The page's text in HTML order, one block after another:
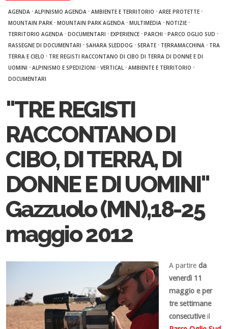
AGENDA ·ALPINISMO AGENDA ·AMBIENTE E TERRITORIO ·AREE PROTETTE ·
MOUNTAIN PARK ·MOUNTAIN PARK AGENDA ·MULTIMEDIA ·NOTIZIE ·
TERRITORIO AGENDA ·DOCUMENTARI ·EXPERIENCE ·PARCHI ·PARCO OGLIO SUD ·
RASSEGNE DI DOCUMENTARI ·SAHARA SLEDDOG ·SERATE · TERRAMACCHINA · TRA
TERRA E CIELO · TRE REGISTI RACCONTANO DI CIBO DI TERRA DI DONNE E DI
UOMINI ·ALPINISMO E SPEDIZIONI ·VERTICAL ·AMBIENTE E TERRITORIO ·
DOCUMENTARI
"TRE REGISTI
RACCONTANO DI
CIBO, DI TERRA, DI
DONNE E DI UOMINI"
Gazzuolo (MN),18-25
maggio 2012
A partireda
venerdì 11
maggio e per
tre settimane
consecutiveil